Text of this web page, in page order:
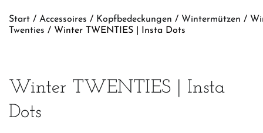
Start / Accessoires / Kopfbedeckungen / Wintermützen /
Twenties / Winter TWENTIES | Insta Dots
Winter TWENTIES | Insta
Dots